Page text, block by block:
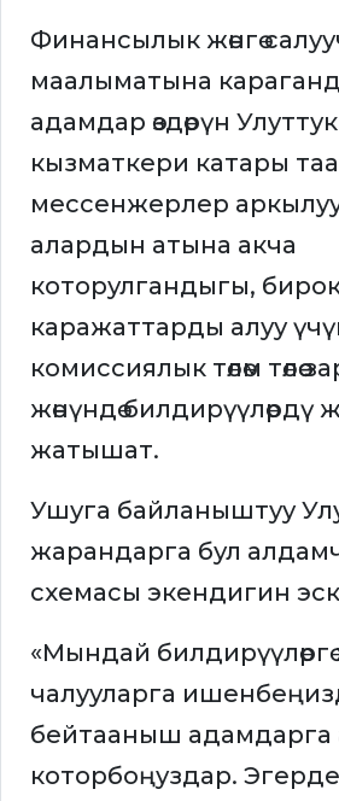
Финансылык жөнгө
маалыматына
адамдар өздөрүн
кызматкери катары
мессенжерлер
алардын атына акча
которулгандыгы,
каражаттарды алуу
комиссиялык төлөм төлөө
жөнүндө билдирүүлөрдү
жатышат.
Ушуга байланыштуу
жарандарга бул
схемасы экендигин
«Мындай
чалууларга
бейтааныш адамдарга
которбоңуздар. Эгерде